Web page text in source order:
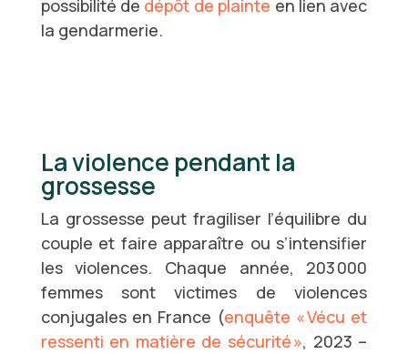
possibilité de dépôt de plainte en lien avec
la gendarmerie.
La violence pendant la
grossesse
La grossesse peut fragiliser l’équilibre du
couple et faire apparaître ou s’intensifier
les violences. Chaque année, 203 000
femmes sont victimes de violences
conjugales en France (enquête « Vécu et
ressenti en matière de sécurité », 2023 –